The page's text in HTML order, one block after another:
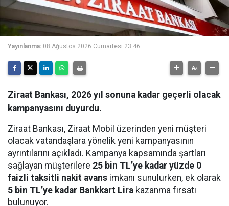
Yayınlanma: 08 Ağustos 2026 Cumartesi 23:46
Ziraat Bankası, 2026 yıl sonuna kadar geçerli olacak
kampanyasını duyurdu.
Ziraat Bankası, Ziraat Mobil üzerinden yeni müşteri
olacak vatandaşlara yönelik yeni kampanyasının
ayrıntılarını açıkladı. Kampanya kapsamında şartları
sağlayan müşterilere 25 bin TL’ye kadar yüzde 0
faizli taksitli nakit avans imkanı sunulurken, ek olarak
5 bin TL’ye kadar Bankkart Lira kazanma fırsatı
bulunuyor.